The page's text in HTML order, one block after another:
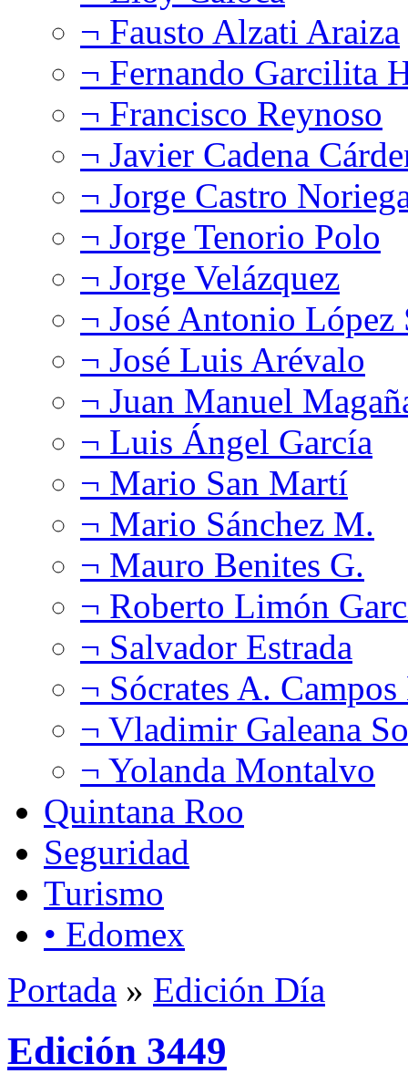
¬ Fausto Alzati Araiza
¬ Fernando Garcilita
¬ Francisco Reynoso
¬ Javier Cadena
¬ Jorge Castro
¬ Jorge Tenorio Polo
¬ Jorge Velázquez
¬ José Antonio López
¬ José Luis Arévalo
¬ Juan Manuel
¬ Luis Ángel García
¬ Mario San Martí
¬ Mario Sánchez M.
¬ Mauro Benites G.
¬ Roberto Limón
¬ Salvador Estrada
¬ Sócrates A.
¬ Vladimir Galeana
¬ Yolanda Montalvo
Quintana Roo
Seguridad
Turismo
• Edomex
Portada » Edición Día
Edición 3449